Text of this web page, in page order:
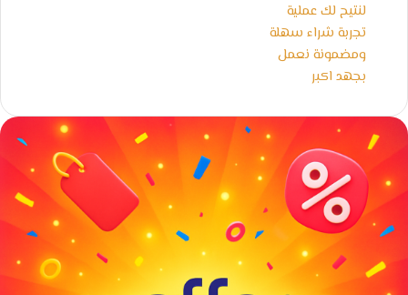
لنتيح لك عملية
تجربة شراء سهلة
ومضمونة نعمل
بجهد اكبر